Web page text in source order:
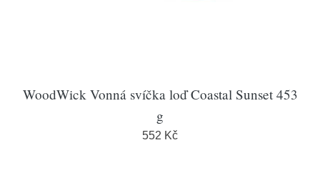
WoodWick Vonná svíčka loď Coastal Sunset 453
g
552 Kč